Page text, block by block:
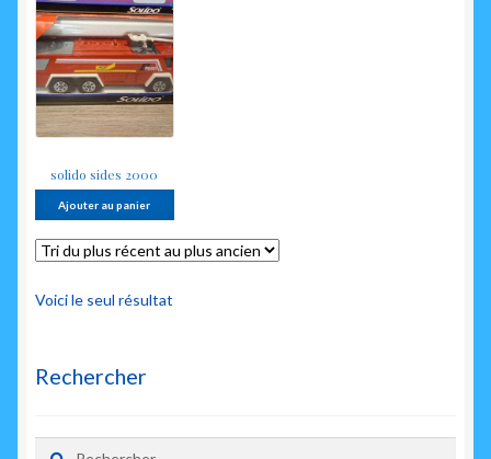
solido sides 2000
Ajouter au panier
Voici le seul résultat
Rechercher
Rechercher :